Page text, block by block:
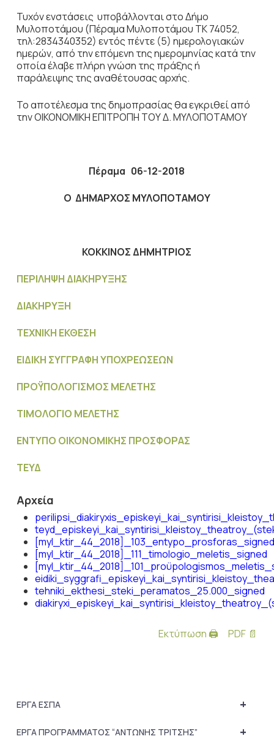
Τυχόν ενστάσεις υποβάλλονται στο Δήμο
Μυλοποτάμου (Πέραμα Μυλοποτάμου ΤΚ 74052,
τηλ:2834340352) εντός πέντε (5) ημερολογιακών
ημερών, από την επόμενη της ημερομηνίας κατά την
οποία έλαβε πλήρη γνώση της πράξης ή
παράλειψης της αναθέτουσας αρχής.
Το αποτέλεσμα της δημοπρασίας θα εγκριθεί από
την ΟΙΚΟΝΟΜΙΚΗ ΕΠΙΤΡΟΠΗ ΤΟΥ Δ. ΜΥΛΟΠΟΤΑΜΟΥ
Πέραμα 06-12-2018
Ο ΔΗΜΑΡΧΟΣ ΜΥΛΟΠΟΤΑΜΟΥ
ΚΟΚΚΙΝΟΣ ΔΗΜΗΤΡΙΟΣ
ΠΕΡΙΛΗΨΗ ΔΙΑΚΗΡΥΞΗΣ
ΔΙΑΚΗΡΥΞΗ
ΤΕΧΝΙΚΗ ΕΚΘΕΣΗ
ΕΙΔΙΚΗ ΣΥΓΓΡΑΦΗ ΥΠΟΧΡΕΩΣΕΩΝ
ΠΡΟΫΠΟΛΟΓΙΣΜΟΣ ΜΕΛΕΤΗΣ
ΤΙΜΟΛΟΓΙΟ ΜΕΛΕΤΗΣ
ΕΝΤΥΠΟ ΟΙΚΟΝΟΜΙΚΗΣ ΠΡΟΣΦΟΡΑΣ
ΤΕΥΔ
Αρχεία
[myl_ktir_44_2018]_103_entypo_prosforas_signed
[myl_ktir_44_2018]_111_timologio_meletis_signed
tehniki_ekthesi_steki_peramatos_25.000_signed
Εκτύπωση 🖨 PDF 📄
+
ΕΡΓΑ ΕΣΠΑ
+
ΕΡΓΑ ΠΡΟΓΡΑΜΜΑΤΟΣ “ΑΝΤΩΝΗΣ ΤΡΙΤΣΗΣ”